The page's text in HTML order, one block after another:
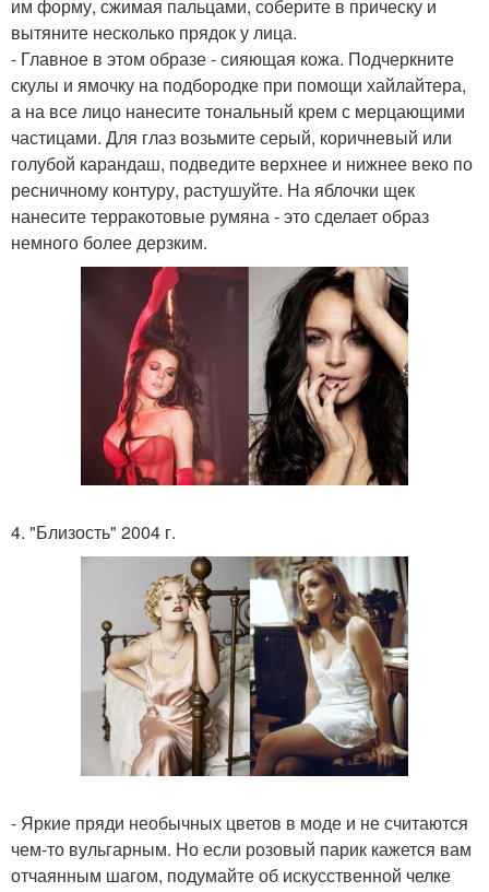
им форму, сжимая пальцами, соберите в прическу и
вытяните несколько прядок у лица.
- Главное в этом образе - сияющая кожа. Подчеркните
скулы и ямочку на подбородке при помощи хайлайтера,
а на все лицо нанесите тональный крем с мерцающими
частицами. Для глаз возьмите серый, коричневый или
голубой карандаш, подведите верхнее и нижнее веко по
ресничному контуру, растушуйте. На яблочки щек
нанесите терракотовые румяна - это сделает образ
немного более дерзким.
4. "Близость" 2004 г.
- Яркие пряди необычных цветов в моде и не считаются
чем-то вульгарным. Но если розовый парик кажется вам
отчаянным шагом, подумайте об искусственной челке